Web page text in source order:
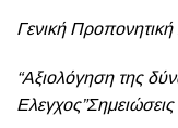
Γενική
“Αξιολόγηση της